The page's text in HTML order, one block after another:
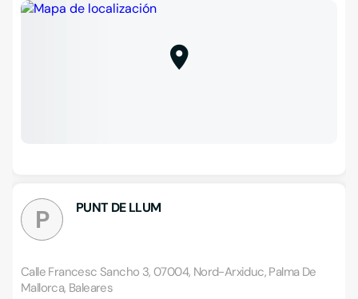
P PUNT DE LLUM
Calle Francesc Sancho 3, 07004, Nord-Arxiduc, Palma De
Mallorca, Baleares